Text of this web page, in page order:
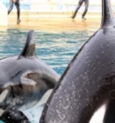
des cookies